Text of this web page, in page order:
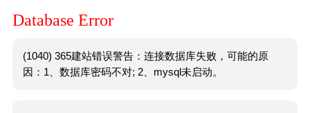
Database Error
(1040) 365建站错误警告：连接数据库失败，可能的原
因：1、数据库密码不对; 2、mysql未启动。